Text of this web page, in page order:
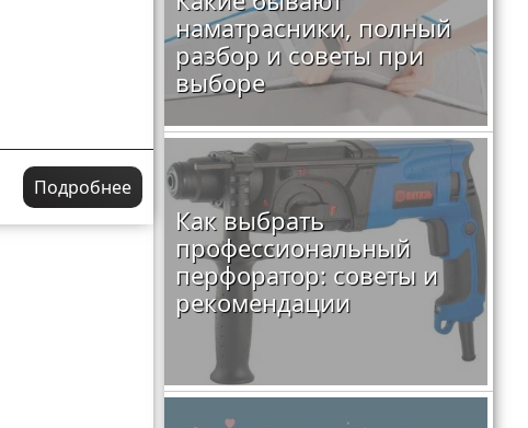
Подробнее
наматрасники, полный
разбор и советы при
выборе
Как выбрать
профессиональный
перфоратор: советы и
рекомендации